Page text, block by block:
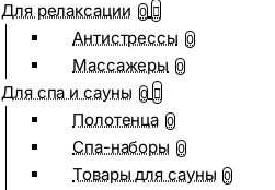
Для релаксации 0
Антистрессы 0
Массажеры 0
Для спа и сауны 0
Полотенца 0
Спа-наборы 0
Товары для сауны 0